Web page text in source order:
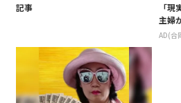
記事
「
主婦
AD(合